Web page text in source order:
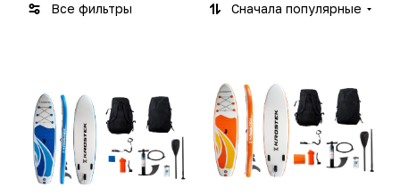
Все фильтры Сначала популярные